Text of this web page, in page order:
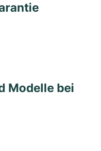
Modelle bei